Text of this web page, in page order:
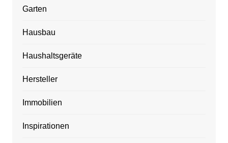
Garten
Hausbau
Haushaltsgeräte
Hersteller
Immobilien
Inspirationen